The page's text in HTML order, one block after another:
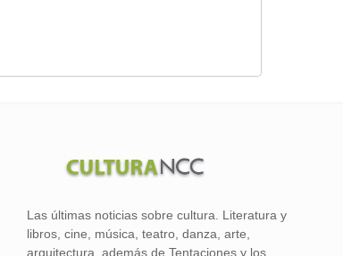
Las últimas noticias sobre cultura. Literatura y
libros, cine, música, teatro, danza, arte,
arquitectura, además de Tentaciones y los